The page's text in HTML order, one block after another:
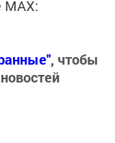
MАХ:
, чтобы